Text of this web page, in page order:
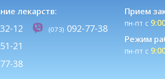
лекарств:
12
21
38
(073) 092-77-38
Прием
пн-пт с
Режим
пн-пт с